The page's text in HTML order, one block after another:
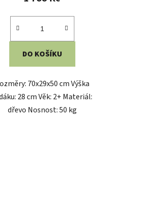
DO KOŠÍKU
70x29x50 cm Výška
28 cm Věk: 2+ Materiál:
dřevo Nosnost: 50 kg